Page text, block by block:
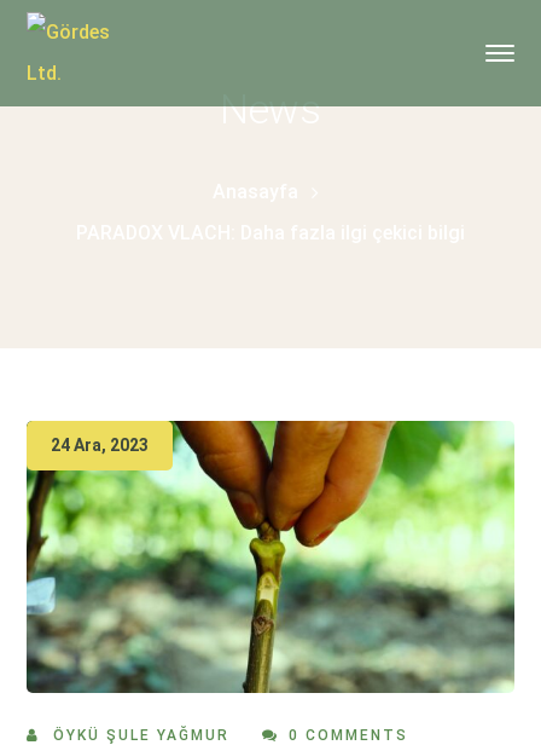
News
24 Ara, 2023
ÖYKÜ ŞULE YAĞMUR
0 COMMENTS